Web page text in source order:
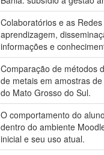
Colaboratórios e as
aprendizagem,
informações e
Comparação de métodos
de metais em amostras
do Mato Grosso do Sul.
O comportamento do
dentro do ambiente
inicial e seu uso atual.